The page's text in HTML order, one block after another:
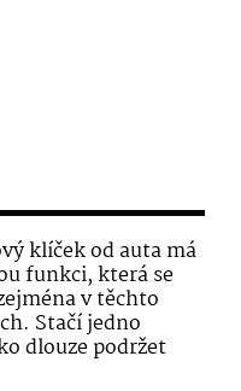
klíček od auta má
funkci, která se
v těchto
Stačí jedno
dlouze podržet